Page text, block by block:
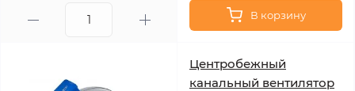
В корзину
Центробежный
канальный вентилятор